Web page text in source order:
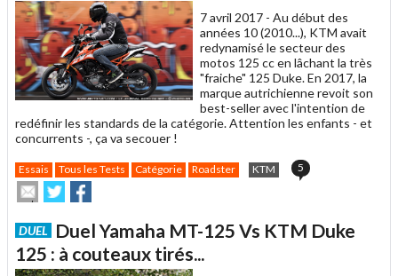
7 avril 2017 - Au début des
années 10 (2010...), KTM avait
redynamisé le secteur des
motos 125 cc en lâchant la très
"fraiche" 125 Duke. En 2017, la
marque autrichienne revoit son
best-seller avec l'intention de
redéfinir les standards de la catégorie. Attention les enfants - et
concurrents -, ça va secouer !
Essais Tous les Tests Catégorie Roadster KTM 5
Envoyer
cet
à
un
ami
Partager
sur
sur
DUEL
Duel Yamaha MT-125 Vs KTM Duke
125 : à couteaux tirés...